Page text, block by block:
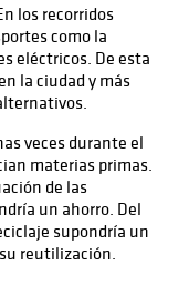
los recorridos
como la
eléctricos. De esta
la ciudad y más
veces durante el
materias primas.
de las
un ahorro. Del
supondría un
reutilización.